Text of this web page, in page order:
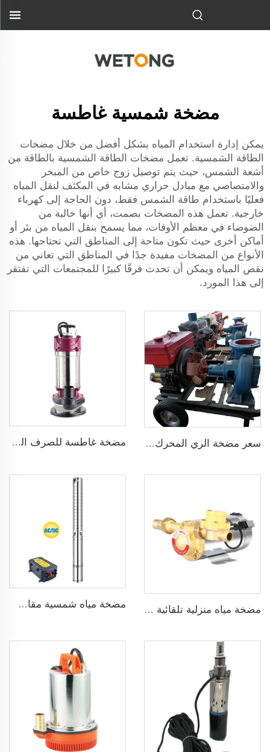
مضخة شمسية غاطسة
يمكن إدارة استخدام المياه بشكل أفضل من خلال مضخات
الطاقة الشمسية. تعمل مضخات الطاقة الشمسية بالطاقة من
أشعة الشمس، حيث يتم توصيل زوج خاص من المبخر
والامتصاصي مع مبادل حراري مشابه في المكثف لنقل المياه
فعليًا باستخدام طاقة الشمس فقط، دون الحاجة إلى كهرباء
خارجية. تعمل هذه المضخات بصمت، أي أنها خالية من
الضوضاء في معظم الأوقات، مما يسمح بنقل المياه من بئر أو
أماكن أخرى حيث تكون متاحة إلى المناطق التي تحتاجها. هذه
الأنواع من المضخات مفيدة جدًا في المناطق التي تعاني من
نقص المياه ويمكن أن تحدث فرقًا كبيرًا للمجتمعات التي تفتقر
إلى هذا المورد.
سعر مضخة الري المحرك الديزل مضخة غاطسة للصرف الصحي للمياه القذرة
مضخة مياه منزلية تلقائية ضاغطة بضغط 160psi
مضخة مياه شمسية مقاس 3 بوصة ذات شفرة من الفولاذ المقاوم للصدأ لري الزراعة